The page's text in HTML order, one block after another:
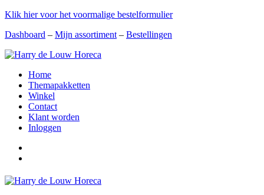
Klik hier voor het voormalige bestelformulier
Dashboard – Mijn assortiment – Bestellingen
Home
Themapakketten
Winkel
Contact
Klant worden
Inloggen